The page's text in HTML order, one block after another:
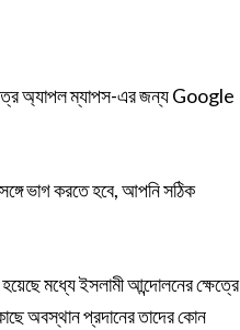
অ্যাপল ম্যাপস-এর জন্য Google
ভাগ করতে হবে, আপনি সঠিক
মধ্যে ইসলামী আন্দোলনের ক্ষেত্রে
অবস্থান প্রদানের তাদের কোন